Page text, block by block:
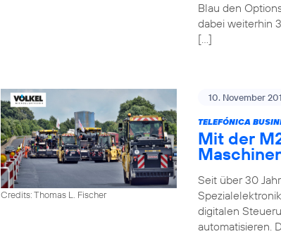
Blau den
dabei weiterhin
[…]
Credits: Thomas L. Fischer
10. November
TELEFÓNICA
Mit der
Seit über 30
digitalen
automatisieren.